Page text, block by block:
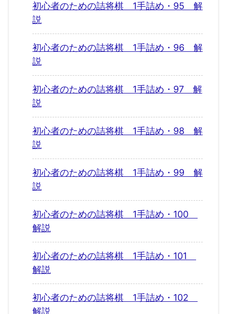
初心者のための詰将棋 1手詰め・95 解
説
初心者のための詰将棋 1手詰め・96 解
説
初心者のための詰将棋 1手詰め・97 解
説
初心者のための詰将棋 1手詰め・98 解
説
初心者のための詰将棋 1手詰め・99 解
説
初心者のための詰将棋 1手詰め・100
解説
初心者のための詰将棋 1手詰め・101
解説
初心者のための詰将棋 1手詰め・102
解説